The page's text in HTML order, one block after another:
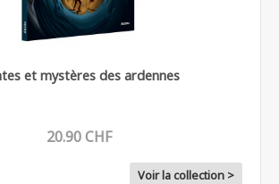
et mystères des ardennes
20.90 CHF
Voir la collection >